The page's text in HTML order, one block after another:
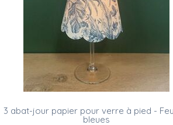
3 abat-jour papier pour verre à pied -
bleues